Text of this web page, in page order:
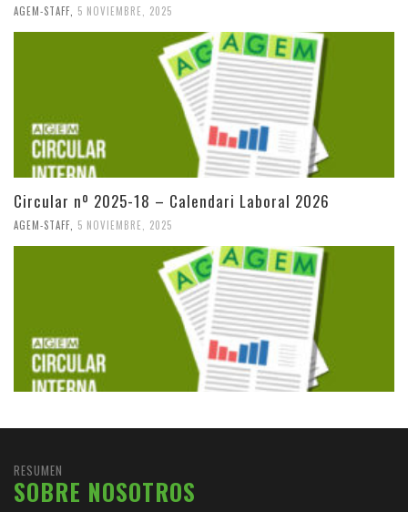
AGEM-STAFF 5 NOVIEMBRE, 2025
Circular nº 2025-18 – Calendari Laboral 2026
AGEM-STAFF 5 NOVIEMBRE, 2025
RESUMEN
SOBRE NOSOTROS